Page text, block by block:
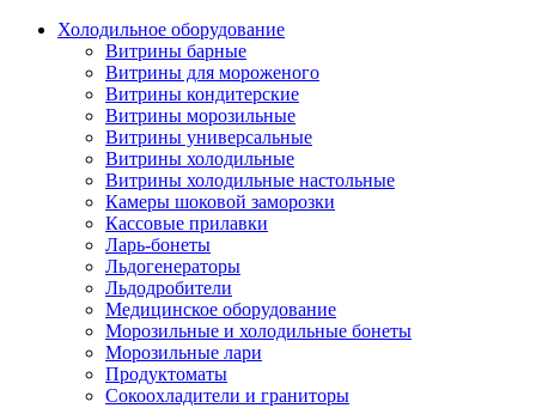
Холодильное оборудование
Витрины барные
Витрины для мороженого
Витрины кондитерские
Витрины морозильные
Витрины универсальные
Витрины холодильные
Витрины холодильные настольные
Камеры шоковой заморозки
Кассовые прилавки
Ларь-бонеты
Льдогенераторы
Льдодробители
Медицинское оборудование
Морозильные и холодильные бонеты
Морозильные лари
Продуктоматы
Сокоохладители и граниторы